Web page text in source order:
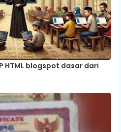
HTML blogspot dasar dari